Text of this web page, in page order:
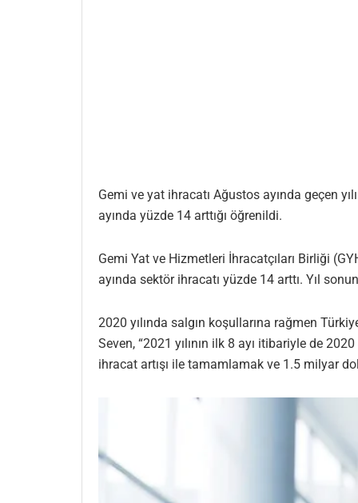
Gemi ve yat ihracatı Ağustos ayında geçen
ayında yüzde 14 arttığı öğrenildi.
Gemi Yat ve Hizmetleri İhracatçıları Birliği
ayında sektör ihracatı yüzde 14 arttı. Yıl
2020 yılında salgın koşullarına rağmen
Seven, “2021 yılının ilk 8 ayı itibariyle de
ihracat artışı ile tamamlamak ve 1.5 milyar